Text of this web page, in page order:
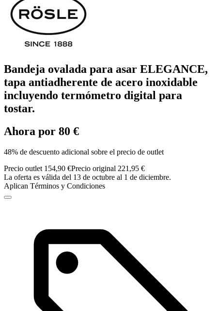
Bandeja ovalada para asar ELEGANCE,
tapa antiadherente de acero inoxidable
incluyendo termómetro digital para
tostar.
Ahora por 80 €
48% de descuento adicional sobre el precio de outlet
Precio outlet 154,90 €Precio original 221,95 €
La oferta es válida del 13 de octubre al 1 de diciembre.
Aplican Términos y Condiciones